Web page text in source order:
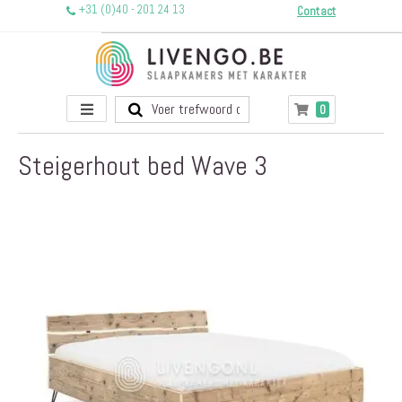
+31 (0)40 - 201 24 13 Contact
Toggle
Nav
Winkelwagen
0producten
Steigerhout bed Wave 3
afbeeldingen-
gallerij